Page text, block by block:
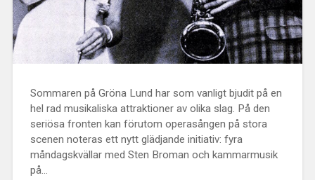
Sommaren på Gröna Lund har som vanligt bjudit på en
hel rad musikaliska attraktioner av olika slag. På den
seriösa fronten kan förutom operasången på stora
scenen noteras ett nytt glädjande initiativ: fyra
måndagskvällar med Sten Broman och kammarmusik
på…